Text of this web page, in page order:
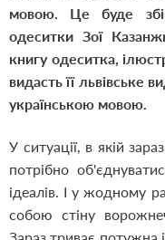
мовою. Це буде
одеситки Зої
книгу одеситка,
видасть її львівське
українською мовою.
У ситуації, в якій
потрібно
ідеалів. І у жодному
собою стіну